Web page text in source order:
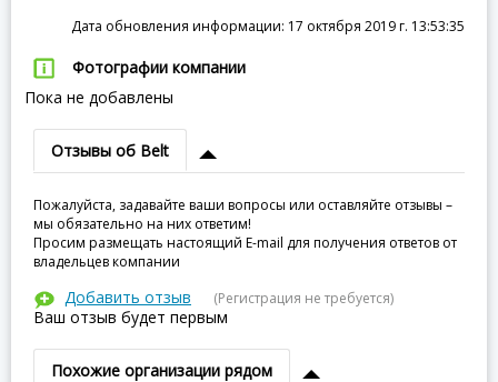
Дата обновления информации: 17 октября 2019 г. 13:53:35
Фотографии компании
Пока не добавлены
Отзывы об Belt
Пожалуйста, задавайте ваши вопросы или оставляйте отзывы –
мы обязательно на них ответим!
Просим размещать настоящий E-mail для получения ответов от
владельцев компании
Добавить отзыв (Регистрация не требуется)
Ваш отзыв будет первым
Похожие организации рядом